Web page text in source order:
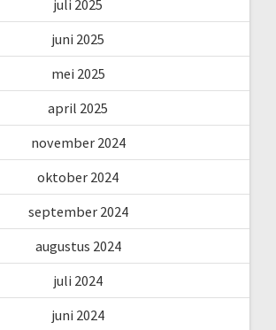
juli 2025
juni 2025
mei 2025
april 2025
november 2024
oktober 2024
september 2024
augustus 2024
juli 2024
juni 2024